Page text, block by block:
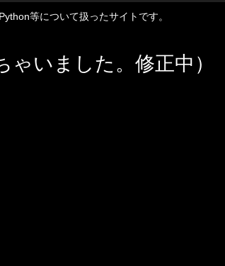
等について扱ったサイトです。
いました。修正中）